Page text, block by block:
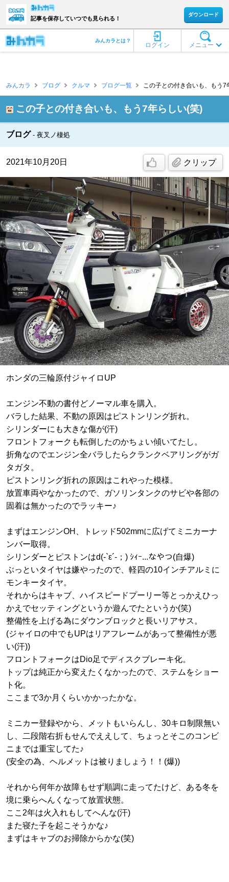
記事を保存していつでも見られる！
ダウンロード
メニュー
ログイン
みんカラとは？
みんカラ ブログ クルマ ブログ一覧 この子との付き合いも、もう7
この子との付き合いも、もう7年らしい(笑)
ブログ 夜叉ノ棲処
2021年10月20日 クリップ
ホンダの三輪原付ジャイロUP
エンジン不動の書付どノーマル車を購入。
バラした結果、不動の原因はピストンリング折れ。
シリンダーにも大きな傷が(汗)
フロントフォークも転倒したのかちょい傾いてたし。
折角なのでエンジン全バラしたらクランクベアリングがガ
タガタ。
ピストンリング折れの原因はこれやった模様。
放置車両やなかったので、ガソリンタンクのサビや各部の
固着は無かったのでラッキー♪
まずはエンジンOH、トレッド502mmに広げてミニカーナ
ンバー取得。
シリンダーとピストンはd(-`ε´-；) ｼｨｰ...なやつ(自爆)
ぶっといタイヤは嫌やったので、軽四の10インチアルミに
モンキータイヤ。
それからはキャブ、ハイスピードプーリー等とっかえひっ
かえでセッティングというか遊んでたというか(笑)
整備性を上げる為にダウンブロックと長いリアサス。
(ジャイロの中でもUPはリアフレームがあって整備性が悪
い(汗))
フロントフォークはDio足でディスクブレーキ化。
トップは純正から変えたくなかったので、ステムをショー
ト化。
ここまで3か月くらいかかったかな。
ミニカー登録やから、メットもいらんし、30キロ制限無い
し、二段階右折もせんでええして、ちょっとそこのコンビ
ニまでは重宝してた♪
(安全の為、ヘルメットは被りましょう！！(爆))
それから何年か故障もせず順調に走ってたけど、ある冬を
境に乗らへんくなって放置状態。
ここ2年は火入れもしてへんな(汗)
また寝た子を起こそうかな♪
まずはキャブのお掃除からかな(笑)